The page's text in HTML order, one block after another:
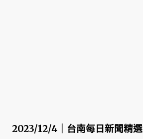
2023/12/4｜台南每日新聞精選